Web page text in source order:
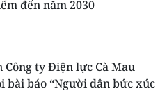
đến năm 2030
Công ty Điện lực Cà Mau
bài báo “Người dân bức xúc